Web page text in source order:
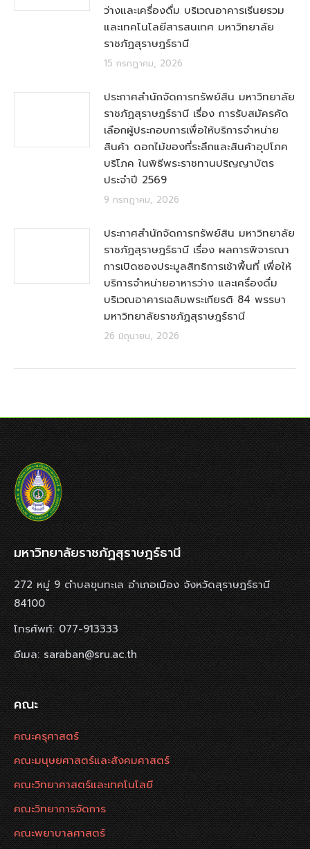
ว่างและเครื่องดื่ม บริเวณอาคารเรีนยรวม
และเทคโนโลยีสารสนเทศ มหาวิทยาลัย
ราชภัฏสุราษฎร์ธานี
15 กรกฎาคม, 2026
ประกาศสำนักจัดการทรัพย์สิน มหาวิทยาลัย
ราชภัฏสุราษฎร์ธานี เรื่อง การรับสมัครคัด
เลือกผู้ประกอบการเพื่อให้บริการจำหน่าย
สินค้า ดอกไม้ของที่ระลึกและสินค้าอุปโภค
บริโภค ในพิธีพระราชทานปริญญาบัตร
ประจำปี 2569
9 กรกฎาคม, 2026
ประกาศสำนักจัดการทรัพย์สิน มหาวิทยาลัย
ราชภัฏสุราษฎร์ธานี เรื่อง ผลการพิจารณา
การเปิดซองประมูลสิทธิการเช้าพื้นที่ เพื่อให้
บริการจำหน่ายอาหารว่าง และเครื่องดื่ม
บริเวณอาคารเฉลิมพระเกียรติ 84 พรรษา
มหาวิทยาลัยราชภัฏสุราษฎร์ธานี
26 มิถุนายน, 2026
มหาวิทยาลัยราชภัฏสุราษฎร์ธานี
272 หมู่ 9 ตำบลขุนทะเล อำเภอเมือง จังหวัดสุราษฎร์ธานี
84100
โทรศัพท์: 077-913333
อีเมล: saraban@sru.ac.th
คณะ
คณะครุศาสตร์
คณะมนุษยศาสตร์และสังคมศาสตร์
คณะวิทยาศาสตร์และเทคโนโลยี
คณะวิทยาการจัดการ
คณะพยาบาลศาสตร์